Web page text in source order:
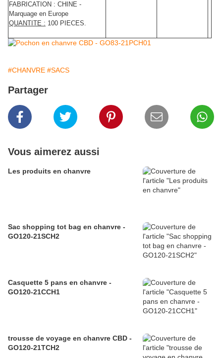
FABRICATION : CHINE -
Marquage en Europe
QUANTITE : 100 PIECES.
#CHANVRE #SACS
Partager
Vous aimerez aussi
Les produits en chanvre
Sac shopping tot bag en chanvre -
GO120-21SCH2
Casquette 5 pans en chanvre -
GO120-21CCH1
trousse de voyage en chanvre CBD -
GO120-21TCH2